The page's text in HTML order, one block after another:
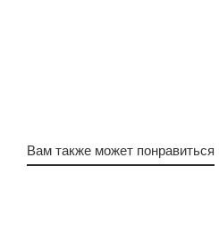
Вам также может понравиться